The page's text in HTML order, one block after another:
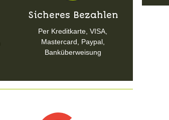
Sicheres Bezahlen
Per Kreditkarte, VISA,
Mastercard, Paypal,
Banküberweisung